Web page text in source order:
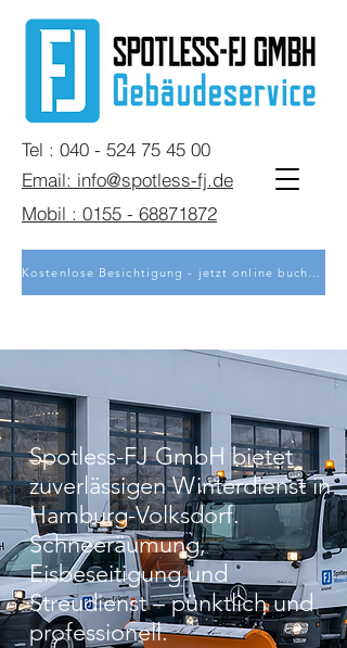
Mobil : 0155 - 68871872
Tel : 040 - 524 75 45 00
Email: info@spotless-fj.de
Kostenlose Besichtigung - jetzt online buchen
Spotless-FJ GmbH bietet
zuverlässigen Winterdienst in
Hamburg-Volksdorf.
Schneeräumung,
Eisbeseitigung und
Streudienst – pünktlich und
professionell.